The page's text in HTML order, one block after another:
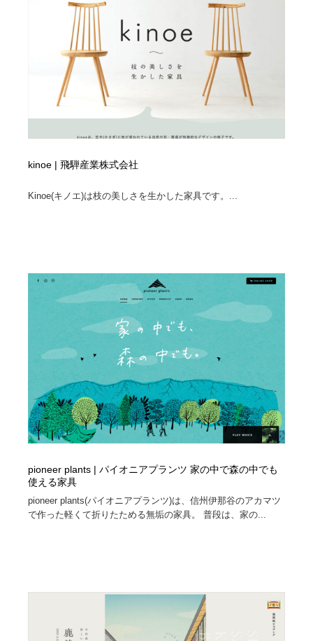
kinoe | 飛騨産業株式会社
Kinoe(キノエ)は枝の美しさを生かした家具です。...
pioneer plants | パイオニアプランツ 家の中で森の中でも
使える家具
pioneer plants(パイオニアプランツ)は、信州伊那谷のアカマツ
で作った軽くて折りたためる無垢の家具。 普段は、家の...